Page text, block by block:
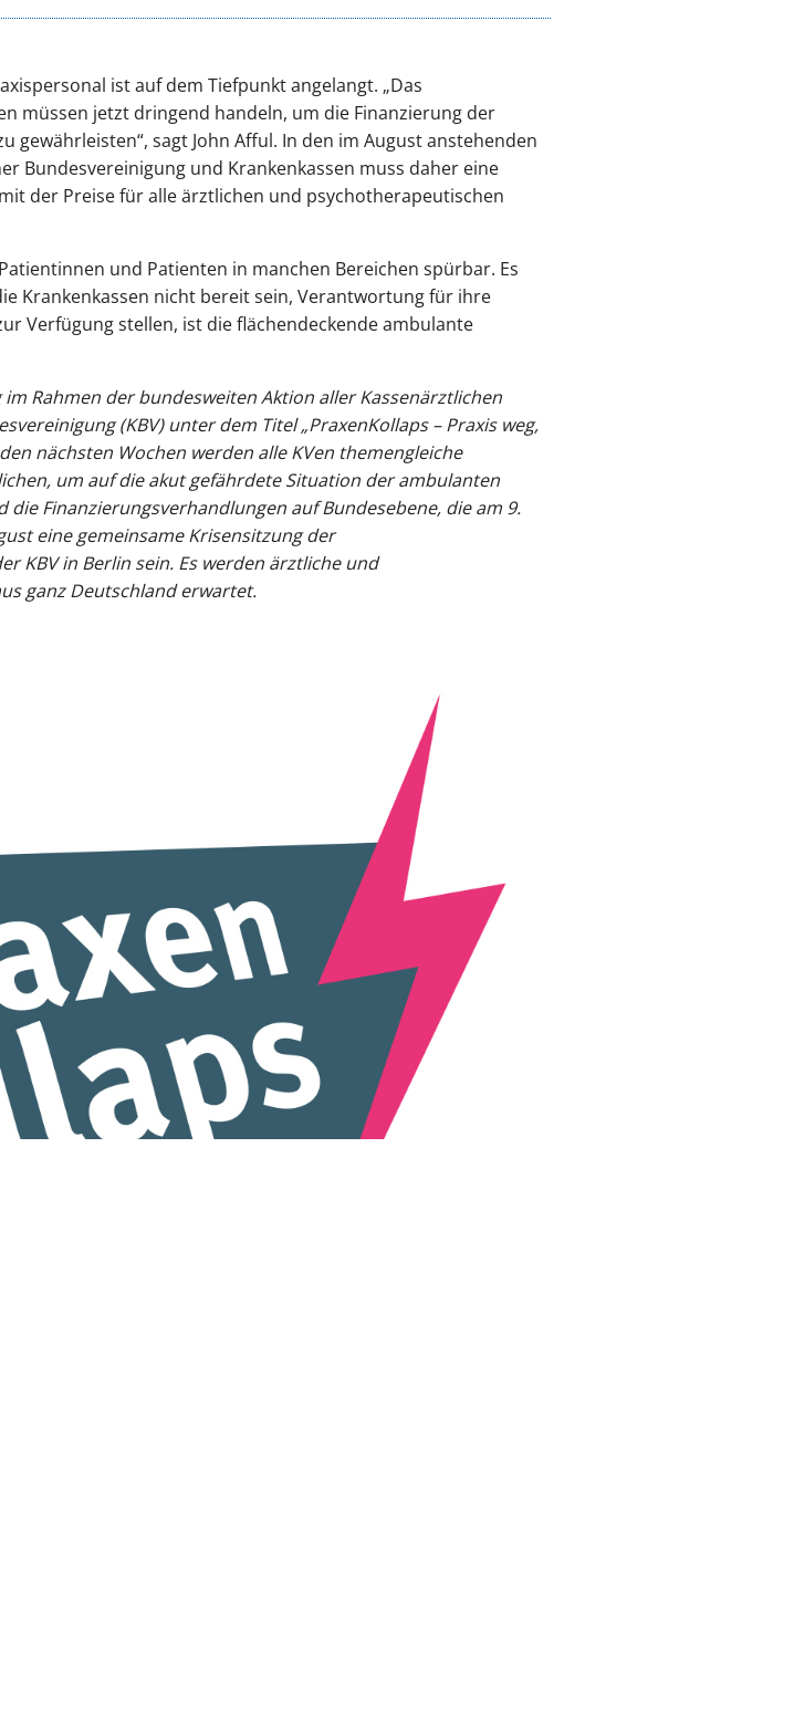
ist auf dem Tiefpunkt angelangt. „Das
müssen jetzt dringend handeln, um die Finanzierung der
sagt John Afful. In den im August anstehenden
Bundesvereinigung und Krankenkassen muss daher eine
der Preise für alle ärztlichen und psychotherapeutischen
und Patienten in manchen Bereichen spürbar. Es
Krankenkassen nicht bereit sein, Verantwortung für ihre
Verfügung stellen, ist die flächendeckende ambulante
Rahmen der bundesweiten Aktion aller Kassenärztlichen
(KBV) unter dem Titel „PraxenKollaps – Praxis weg,
nächsten Wochen werden alle KVen themengleiche
um auf die akut gefährdete Situation der ambulanten
Finanzierungsverhandlungen auf Bundesebene, die am 9.
eine gemeinsame Krisensitzung der
KBV in Berlin sein. Es werden ärztliche und
ganz Deutschland erwartet.